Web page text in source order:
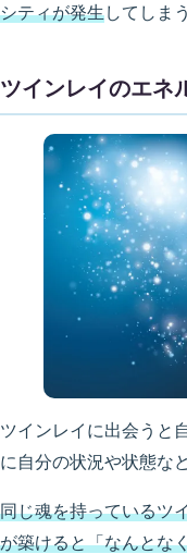
シティが発生してしま
ツインレイのエネ
ツインレイに出会うと
に自分の状況や状態な
同じ魂を持っているツ
が築けると「なんとな